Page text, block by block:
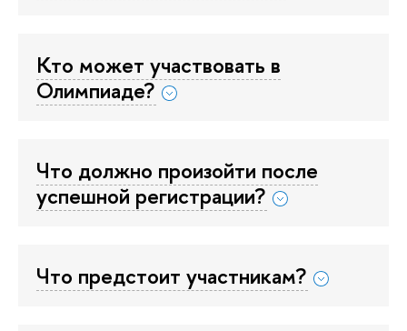
Кто может участвовать в
Олимпиаде?
Что должно произойти после
успешной регистрации?
Что предстоит участникам?